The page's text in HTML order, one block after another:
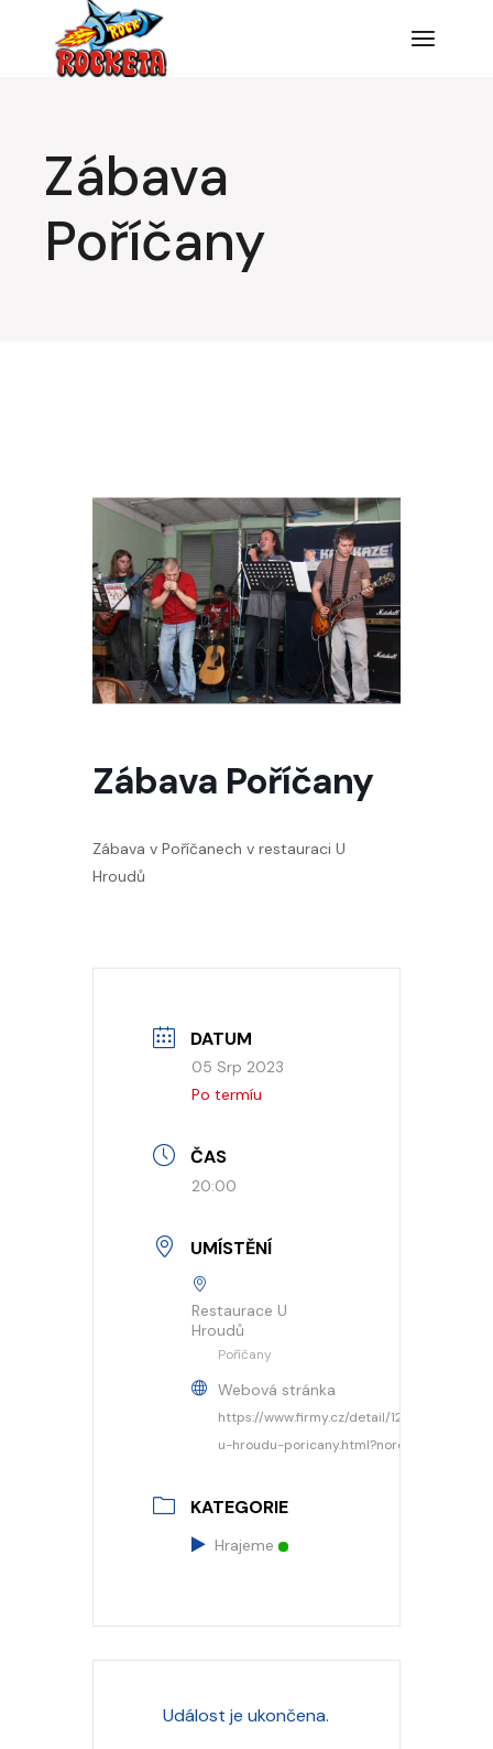
Zábava
Poříčany
Zábava Poříčany
Zábava v Poříčanech v restauraci U
Hroudů
DATUM
05 Srp 2023
Po termíu
ČAS
20:00
UMÍSTĚNÍ
Restaurace U
Hroudů
Poříčany
Webová stránka
https://www.firmy.cz/detail/12933376-
u-hroudu-poricany.html?noredirect=1
KATEGORIE
Hrajeme
Událost je ukončena.